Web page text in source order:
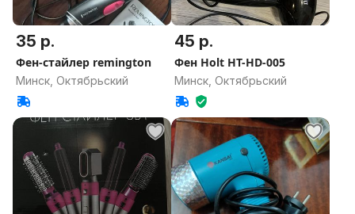
35 р.
Фен-стайлер remington
Минск, Октябрьский
45 р.
Фен Holt HT-HD-005
Минск, Октябрьский